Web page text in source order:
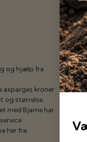
og hjælp fra
asparges kroner
og størrelse.
med Bjarne har
her fra